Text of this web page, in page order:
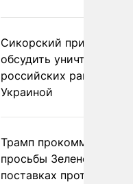
Сикорский призвал
обсудить уничтожение
российских ракет над
Украиной
Трамп
просьбы Зеленского о
поставках